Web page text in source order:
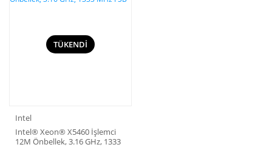
TÜKENDİ
Intel
Intel® Xeon® X5460 İşlemci
12M Önbellek, 3.16 GHz, 1333